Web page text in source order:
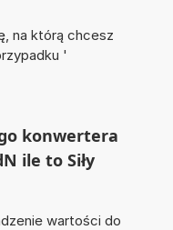
na którą chcesz
'
konwertera
ile to Siły
wartości do